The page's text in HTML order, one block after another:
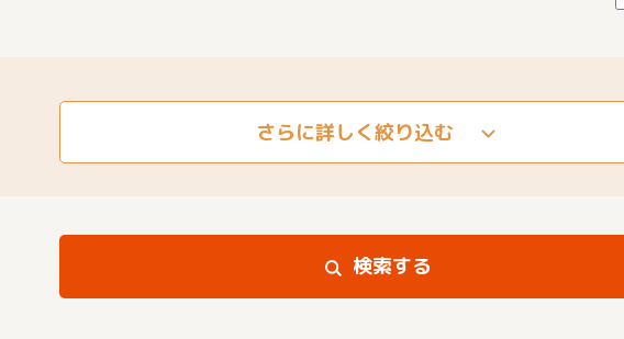
さらに詳しく絞り込む
検索する